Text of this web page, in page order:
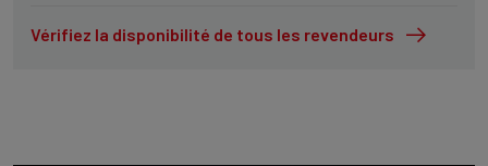
Vérifiez la disponibilité de tous les revendeurs